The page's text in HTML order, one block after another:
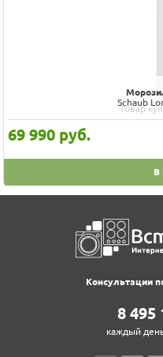
Schaub
Товар
69 990 руб.
В
Консультации
8‍ 4‍9‍5‍
каждый